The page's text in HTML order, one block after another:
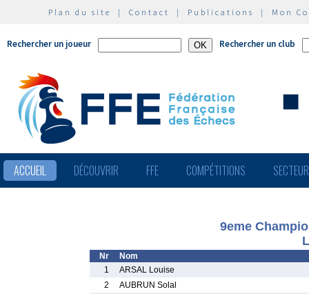
Plan du site | Contact | Publications | Mon
Rechercher un joueur Rechercher un club
ACCUEIL DÉCOUVRIR FFE COMPÉTITIONS
9eme
Nr
Nom
1
ARSAL Louise
2
AUBRUN Solal